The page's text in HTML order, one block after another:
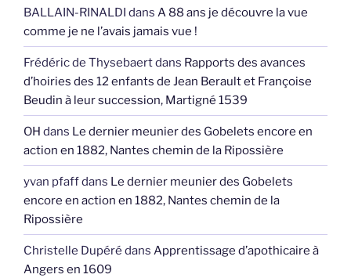
BALLAIN-RINALDI dans A 88 ans je découvre la vue
comme je ne l’avais jamais vue !
Frédéric de Thysebaertdans Rapports des avances
d’hoiries des 12 enfants de Jean Berault et Françoise
Beudin à leur succession, Martigné 1539
OH dans Le dernier meunier des Gobelets encore en
action en 1882, Nantes chemin de la Ripossière
yvan pfaffdans Le dernier meunier des Gobelets
encore en action en 1882, Nantes chemin de la
Ripossière
Christelle Dupéré dans Apprentissage d’apothicaire à
Angers en 1609